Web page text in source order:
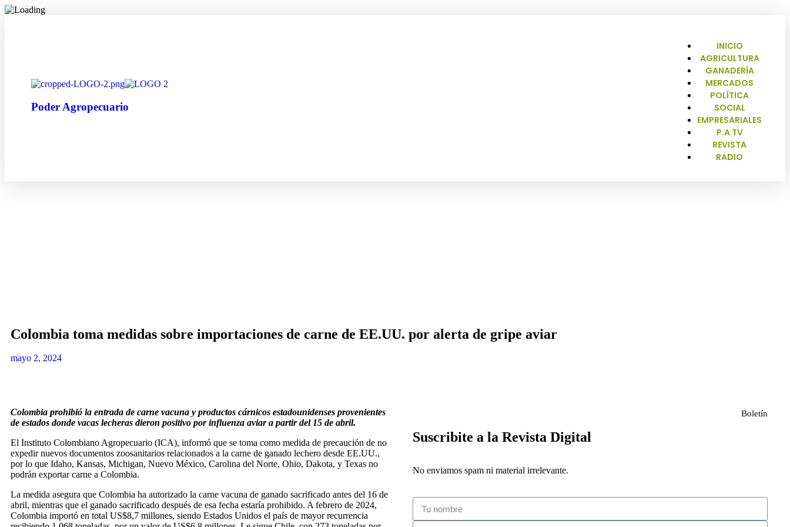
Poder Agropecuario
INICIO
AGRICULTURA
GANADERÍA
MERCADOS
POLÍTICA
SOCIAL
EMPRESARIALES
P.A TV
REVISTA
RADIO
Colombia toma medidas sobre importaciones de carne de EE.UU. por alerta de gripe aviar
mayo 2, 2024
Colombia prohibió la entrada de carne vacuna y productos cárnicos estadounidenses provenientes
de estados donde vacas lecheras dieron positivo por influenza aviar a partir del 15 de abril.
El Instituto Colombiano Agropecuario (ICA), informó que se toma como medida de precaución de no
expedir nuevos documentos zoosanitarios relacionados a la carne de ganado lechero desde EE.UU.,
por lo que Idaho, Kansas, Michigan, Nuevo México, Carolina del Norte, Ohio, Dakota, y Texas no
podrán exportar carne a Colombia.
La medida asegura que Colombia ha autorizado la carne vacuna de ganado sacrificado antes del 16 de
abril, mientras que el ganado sacrificado después de esa fecha estaría prohibido. A febrero de 2024,
Colombia importó en total US$8,7 millones, siendo Estados Unidos el país de mayor recurrencia
Boletín
Suscribite a la Revista Digital
No enviamos spam ni material irrelevante.